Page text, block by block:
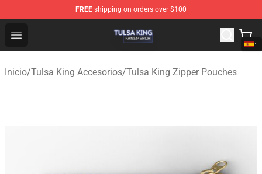
FREE shipping on orders over $100
Open menu
Tulsa King Shop - Official Tulsa King Merchandise Store
Inicio/Tulsa King Accesorios/Tulsa King Zipper Pouches